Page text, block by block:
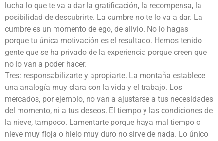
lucha lo que te va a dar la gratificación, la recompensa, la
posibilidad de descubrirte. La cumbre no te lo va a dar. La
cumbre es un momento de ego, de alivio. No lo hagas
porque tu única motivación es el resultado. Hemos tenido
gente que se ha privado de la experiencia porque creen que
no lo van a poder hacer.
Tres: responsabilizarte y apropiarte. La montaña establece
una analogía muy clara con la vida y el trabajo. Los
mercados, por ejemplo, no van a ajustarse a tus necesidades
del momento, ni a tus deseos. El tiempo y las condiciones de
la nieve, tampoco. Lamentarte porque haya mal tiempo o
nieve muy floja o hielo muy duro no sirve de nada. Lo único